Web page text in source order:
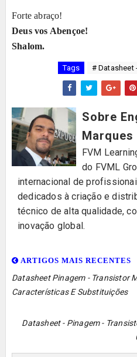
Forte abraço!
Deus vos Abençoe!
Shalom.
Tags # Datasheet
Sobre
Marques
FVM
do FVML
internacional de
dedicados à criação e
técnico de alta qualidade,
inovação global.
ARTIGOS MAIS RECENTES
Datasheet Pinagem - Transistor
Características E Substituições
Datasheet - Pinagem -